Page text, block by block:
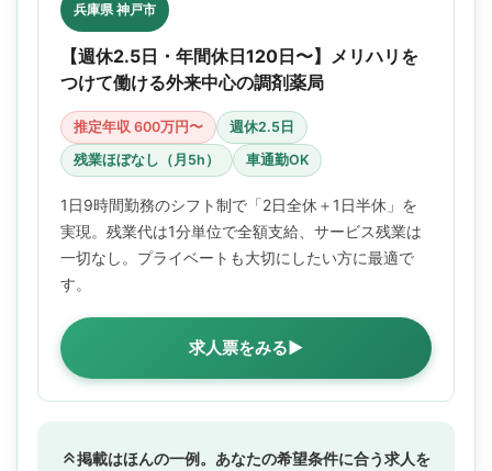
兵庫県 神戸市
【週休2.5日・年間休日120日〜】メリハリを
つけて働ける外来中心の調剤薬局
推定年収 600万円〜
週休2.5日
残業ほぼなし（月5h）
車通勤OK
1日9時間勤務のシフト制で「2日全休＋1日半休」を
実現。残業代は1分単位で全額支給、サービス残業は
一切なし。プライベートも大切にしたい方に最適で
す。
求人票をみる▶
掲載はほんの一例。あなたの希望条件に合う求人を